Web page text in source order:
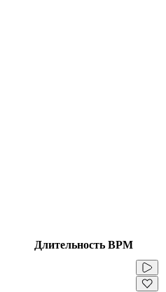
Длительность BPM